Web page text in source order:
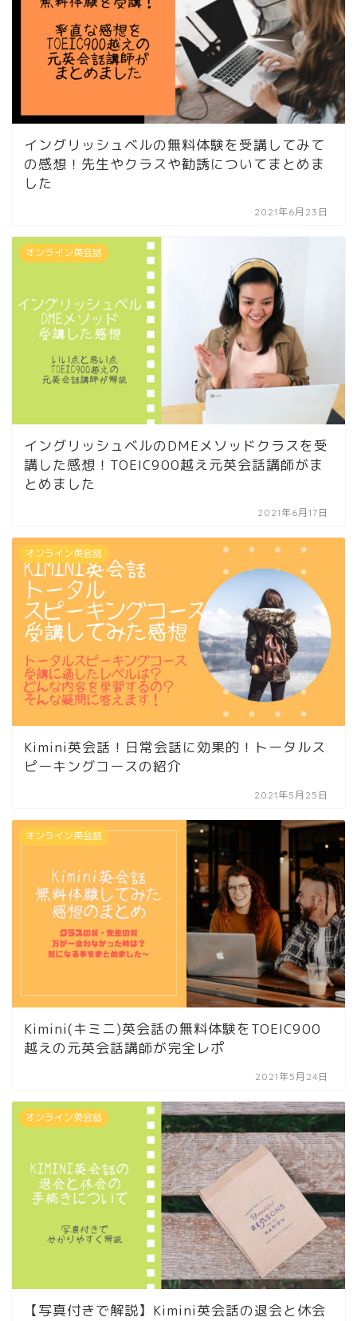
イングリッシュベルの無料体験を受講してみて
の感想！先生やクラスや勧誘についてまとめま
した
2021年6月23日
オンライン英会話
イングリッシュベルのDMEメソッドクラスを受
講した感想！TOEIC900越え元英会話講師がま
とめました
2021年6月17日
オンライン英会話
Kimini英会話！日常会話に効果的！トータルス
ピーキングコースの紹介
2021年5月25日
オンライン英会話
Kimini(キミニ)英会話の無料体験をTOEIC900
越えの元英会話講師が完全レポ
2021年5月24日
オンライン英会話
【写真付きで解説】Kimini英会話の退会と休会